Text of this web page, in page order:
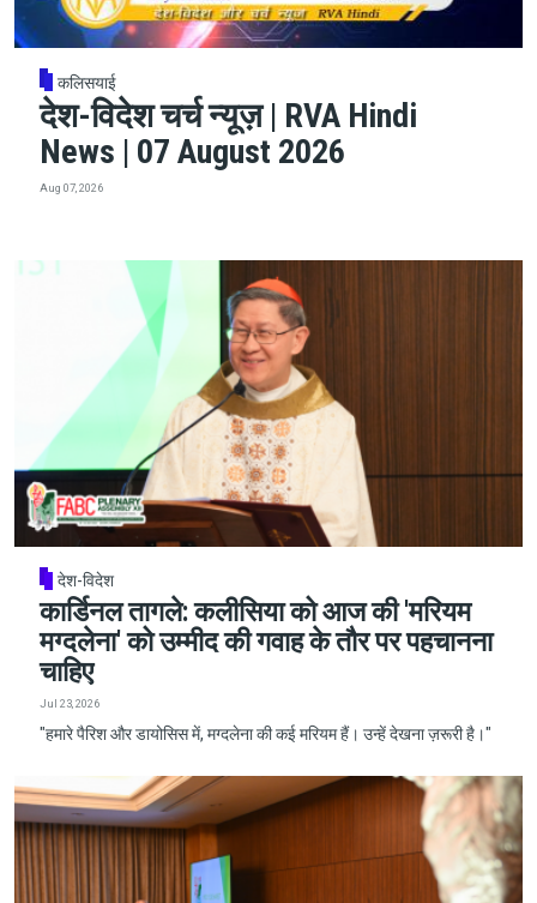
कलिसयाई
देश-विदेश चर्च न्यूज़ | RVA Hindi
News | 07 August 2026
Aug 07, 2026
देश-विदेश
कार्डिनल तागले: कलीसिया को आज की 'मरियम
मग्दलेना' को उम्मीद की गवाह के तौर पर पहचानना
चाहिए
Jul 23, 2026
"हमारे पैरिश और डायोसिस में, मग्दलेना की कई मरियम हैं। उन्हें देखना ज़रूरी है।"